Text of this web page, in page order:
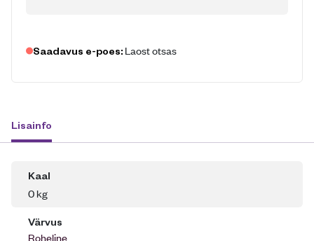
Saadavus e-poes: Laost otsas
Lisainfo
Kaal
0 kg
Värvus
Roheline